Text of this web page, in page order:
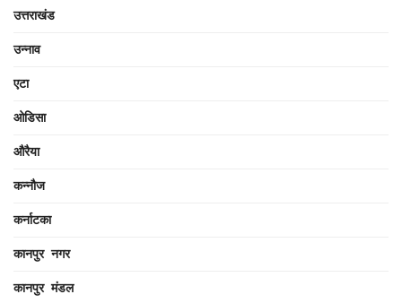
उत्तराखंड
उन्नाव
एटा
ओडिसा
औरैया
कन्नौज
कर्नाटका
कानपुर नगर
कानपुर मंडल